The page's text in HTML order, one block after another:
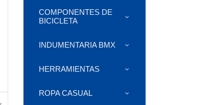
,
COMPONENTES DE
BICICLETA
INDUMENTARIA BMX
HERRAMIENTAS
ROPA CASUAL